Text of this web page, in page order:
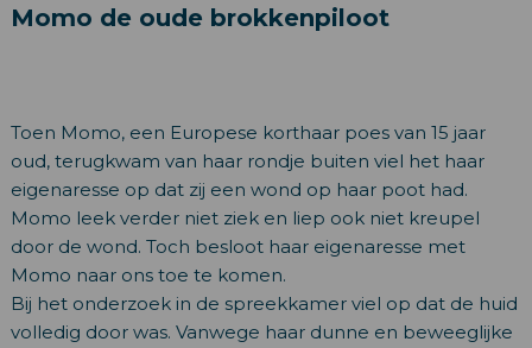
Momo de oude brokkenpiloot
Toen Momo, een Europese korthaar poes van 15 jaar
oud, terugkwam van haar rondje buiten viel het haar
eigenaresse op dat zij een wond op haar poot had.
Momo leek verder niet ziek en liep ook niet kreupel
door de wond. Toch besloot haar eigenaresse met
Momo naar ons toe te komen.
Bij het onderzoek in de spreekkamer viel op dat de huid
volledig door was. Vanwege haar dunne en beweeglijke